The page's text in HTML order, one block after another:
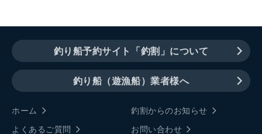
釣り船予約サイト「釣割」について
釣り船（遊漁船）業者様へ
ホーム
釣割からのお知らせ
よくあるご質問
お問い合わせ